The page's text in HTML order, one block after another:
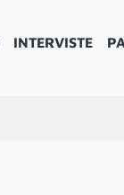
INTERVISTE